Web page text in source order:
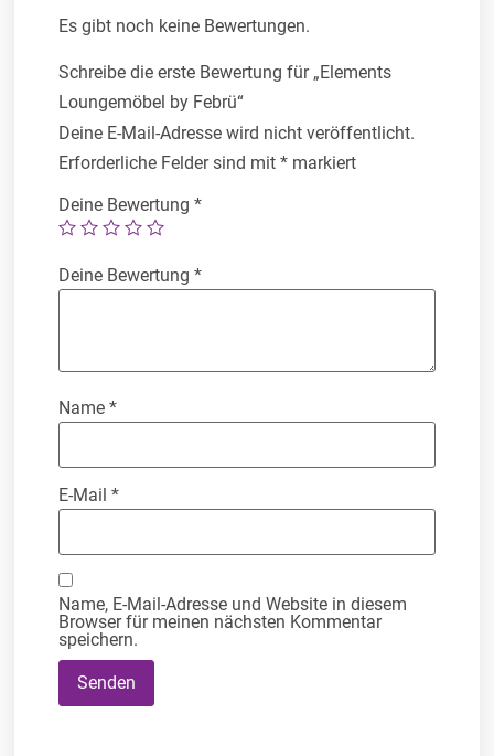
Es gibt noch keine Bewertungen.
Schreibe die erste Bewertung für „Elements
Loungemöbel by Febrü“
Deine E-Mail-Adresse wird nicht veröffentlicht.
Erforderliche Felder sind mit* markiert
Deine Bewertung*
Deine Bewertung*
Name*
E-Mail*
Name, E-Mail-Adresse und Website in diesem
Browser für meinen nächsten Kommentar
speichern.